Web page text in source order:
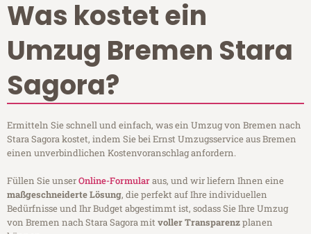
Was kostet ein
Umzug Bremen Stara
Sagora?
Ermitteln Sie schnell und einfach, was ein Umzug von Bremen nach
Stara Sagora kostet, indem Sie bei Ernst Umzugsservice aus Bremen
einen unverbindlichen Kostenvoranschlag anfordern.
Füllen Sie unserOnline-Formularaus, und wir liefern Ihnen eine
maßgeschneiderte Lösung, die perfekt auf Ihre individuellen
Bedürfnisse und Ihr Budget abgestimmt ist, sodass Sie Ihre Umzug
von Bremen nach Stara Sagora mitvoller Transparenzplanen